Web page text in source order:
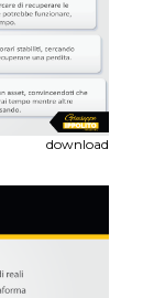
download